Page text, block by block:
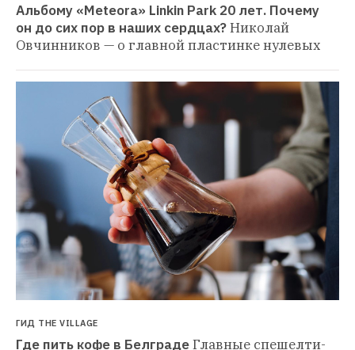
Альбому «Meteora» Linkin Park 20 лет. Почему
он до сих пор в наших сердцах?Николай
Овчинников — о главной пластинке нулевых
ГИД THE VILLAGE
Где пить кофе в БелградеГлавные спешелти-